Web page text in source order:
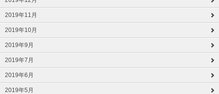
2019年11月
2019年10月
2019年9月
2019年7月
2019年6月
2019年5月